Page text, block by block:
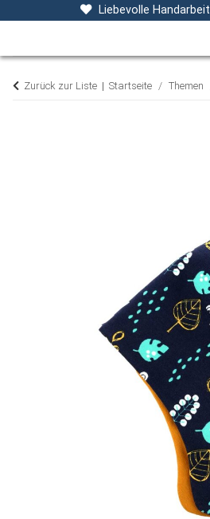
Liebevolle Handarbeit
Baby- & Kinderkleidung
Zurück zur Liste Startseite Themen